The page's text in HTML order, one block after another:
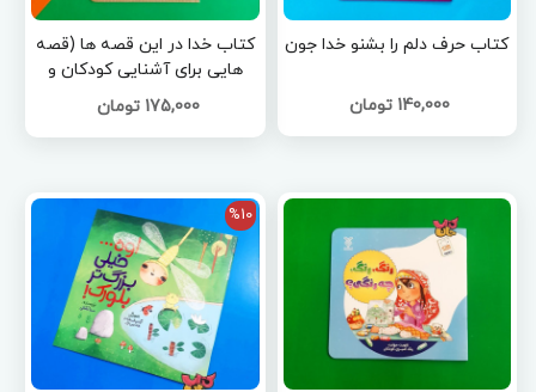
کتاب حرف دلم را بشنو خدا جون
140,000 تومان
کتاب خدا در این قصه ها (قصه
هایی برای آشنایی کودکان و
نوجوانان با خدا )
175,000 تومان
%10